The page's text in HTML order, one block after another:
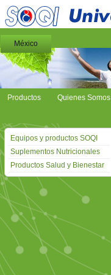
México
Productos Quienes Somos
Equipos y productos SOQI
Suplementos Nutricionales
Productos Salud y Bienestar